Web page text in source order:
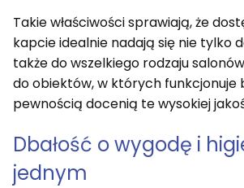
Takie właściwości sprawiają, że
kapcie idealnie nadają się nie tylko
także do wszelkiego rodzaju
do obiektów, w których funkcjonuje
pewnością docenią te wysokiej
Dbałość o wygodę i
jednym